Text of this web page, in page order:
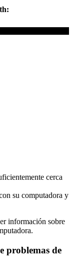
cerca
su computadora y
información sobre
problemas de